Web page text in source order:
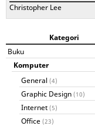
Christopher Lee
Kategori
Buku
Komputer
General (4)
Graphic Design (10)
Internet (5)
Office (23)